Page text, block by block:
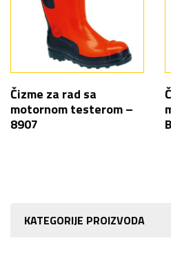
KATEGORIJE PROIZVODA
Čizme za rad sa
motornom testerom –
8907